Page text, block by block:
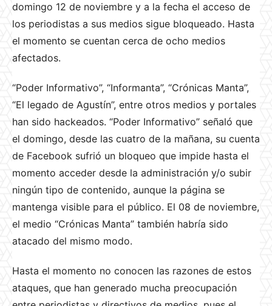
domingo 12 de noviembre y a la fecha el acceso de
los periodistas a sus medios sigue bloqueado. Hasta
el momento se cuentan cerca de ocho medios
afectados.
“Poder Informativo”, “Informanta”, “Crónicas Manta”,
“El legado de Agustín”, entre otros medios y portales
han sido hackeados. “Poder Informativo” señaló que
el domingo, desde las cuatro de la mañana, su cuenta
de Facebook sufrió un bloqueo que impide hasta el
momento acceder desde la administración y/o subir
ningún tipo de contenido, aunque la página se
mantenga visible para el público. El 08 de noviembre,
el medio “Crónicas Manta” también habría sido
atacado del mismo modo.
Hasta el momento no conocen las razones de estos
ataques, que han generado mucha preocupación